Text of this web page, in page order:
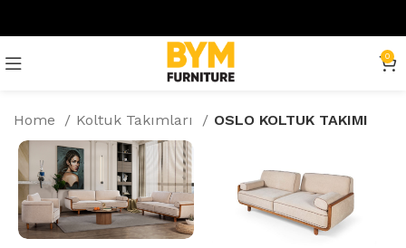
0
Home Koltuk Takımları OSLO KOLTUK TAKIMI